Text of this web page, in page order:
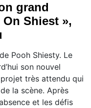
grand
Shiest »,
Pooh Shiesty. Le
son nouvel
très attendu qui
la scène. Après
et les défis